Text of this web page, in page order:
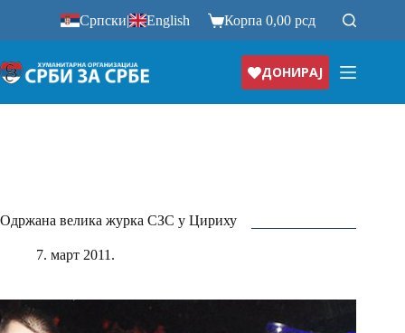
Српски| English Корпа0,00рсд
ДОНИРАЈ
Одржана велика журка СЗС у Цириху
7. март 2011.